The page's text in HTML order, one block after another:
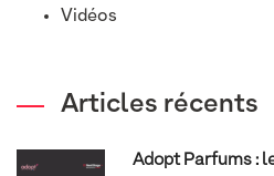
Vidéos
Articles récents
Adopt Parfums :